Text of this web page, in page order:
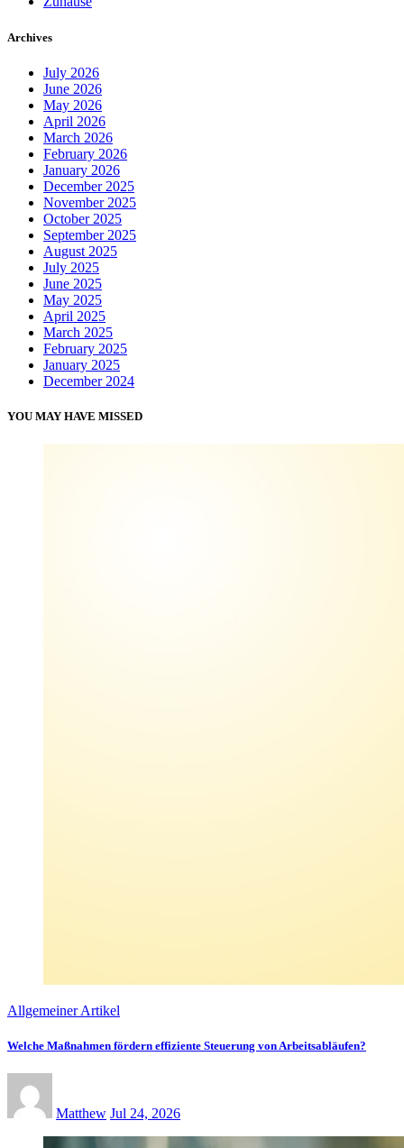
Archives
July 2026
June 2026
May 2026
April 2026
March 2026
February 2026
January 2026
December 2025
November 2025
October 2025
September 2025
August 2025
July 2025
June 2025
May 2025
April 2025
March 2025
February 2025
January 2025
December 2024
YOU MAY HAVE MISSED
Allgemeiner Artikel
Welche Maßnahmen fördern effiziente Steuerung von Arbeitsabläufen?
Matthew Jul 24, 2026